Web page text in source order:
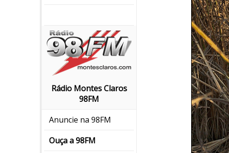
Rádio Montes Claros
98FM
Anuncie na 98FM
Ouça a 98FM